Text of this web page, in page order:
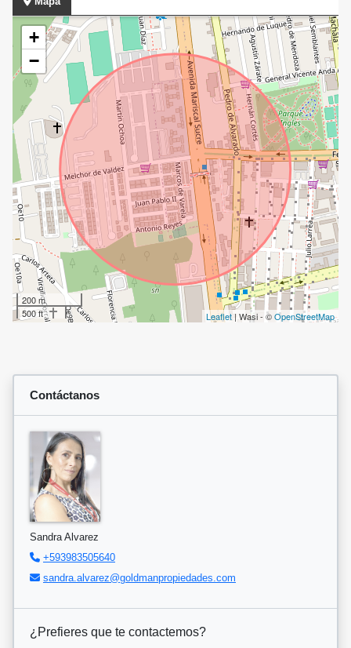
+
−
200 m
500 ft
Leaflet | Wasi - ©OpenStreetMap
Contáctanos
Sandra Alvarez
+593983505640
sandra.alvarez@goldmanpropiedades.com
¿Prefieres que te contactemos?